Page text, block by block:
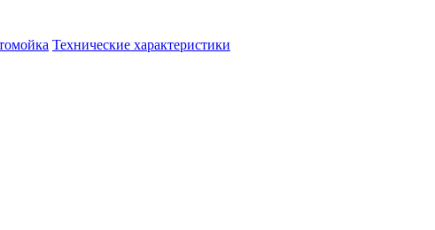
Технические характеристики